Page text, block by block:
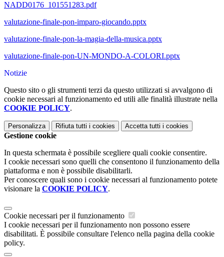
NADD0176_101551283.pdf
valutazione-finale-pon-imparo-giocando.pptx
valutazione-finale-pon-la-magia-della-musica.pptx
valutazione-finale-pon-UN-MONDO-A-COLORI.pptx
Notizie
Questo sito o gli strumenti terzi da questo utilizzati si avvalgono di
cookie necessari al funzionamento ed utili alle finalità illustrate nella
COOKIE POLICY.
Personalizza Rifiuta tutti i cookies Accetta tutti i cookies
Gestione cookie
In questa schermata è possibile scegliere quali cookie consentire.
I cookie necessari sono quelli che consentono il funzionamento della
piattaforma e non è possibile disabilitarli.
Per conoscere quali sono i cookie necessari al funzionamento potete
visionare la COOKIE POLICY.
Cookie necessari per il funzionamento
I cookie necessari per il funzionamento non possono essere
disabilitati. È possibile consultare l'elenco nella pagina della cookie
policy.